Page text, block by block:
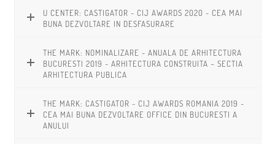
U CENTER: CASTIGATOR - CIJ AWARDS 2020 - CEA MAI
BUNA DEZVOLTARE IN DESFASURARE
THE MARK: NOMINALIZARE - ANUALA DE ARHITECTURA
BUCURESTI 2019 - ARHITECTURA CONSTRUITA – SECTIA
ARHITECTURA PUBLICA
THE MARK: CASTIGATOR - CIJ AWARDS ROMANIA 2019 -
CEA MAI BUNA DEZVOLTARE OFFICE DIN BUCURESTI A
ANULUI